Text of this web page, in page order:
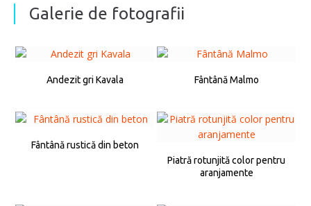
Galerie de fotografii
Andezit gri Kavala Fântână Malmo
Fântână rustică din beton
Piatră rotunjită color pentru
aranjamente